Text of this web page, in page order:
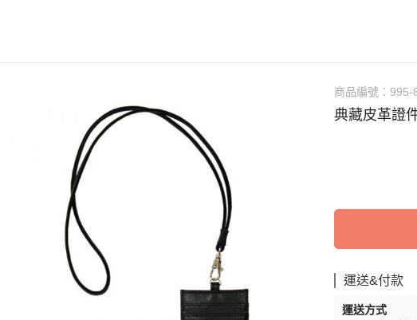
商品編號： 995-
典藏皮革證
運送&付款
運送方式